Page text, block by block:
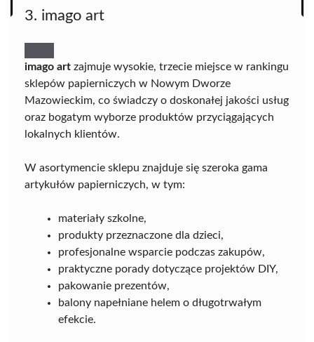
3. imago art
imago art zajmuje wysokie, trzecie miejsce w rankingu
sklepów papierniczych w Nowym Dworze
Mazowieckim, co świadczy o doskonałej jakości usług
oraz bogatym wyborze produktów przyciągających
lokalnych klientów.
W asortymencie sklepu znajduje się szeroka gama
artykułów papierniczych, w tym:
materiały szkolne,
produkty przeznaczone dla dzieci,
profesjonalne wsparcie podczas zakupów,
praktyczne porady dotyczące projektów DIY,
pakowanie prezentów,
balony napełniane helem o długotrwałym
efekcie.